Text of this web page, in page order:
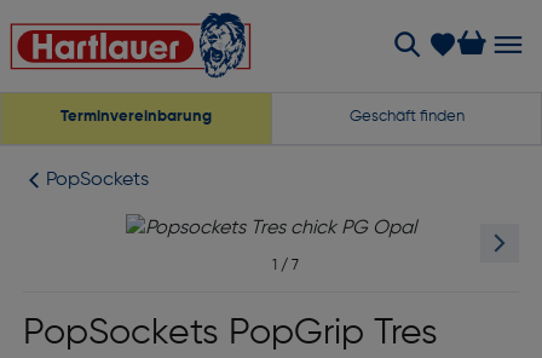
Terminvereinbarung Geschäft finden
PopSockets
1 / 7
PopSockets PopGrip Tres